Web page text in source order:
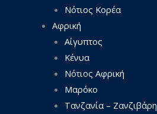
Νότιος Κορέα
Αφρική
Αίγυπτος
Κένυα
Νότιος Αφρική
Μαρόκο
Τανζανία – Ζανζιβάρη